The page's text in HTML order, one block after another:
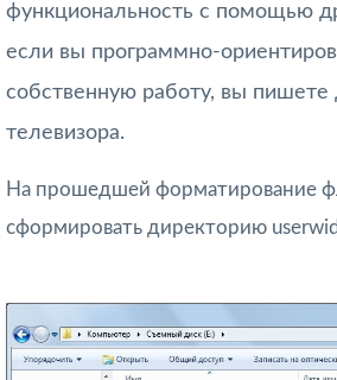
функциональность с помощью
если вы программно-
собственную работу, вы пишете
телевизора.
На прошедшей форматирование
сформировать директорию